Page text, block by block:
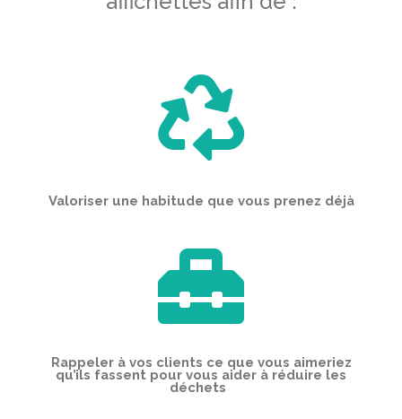

Valoriser une habitude que vous prenez déjà

Rappeler à vos clients ce que vous aimeriez
qu’ils fassent pour vous aider à réduire les
déchets